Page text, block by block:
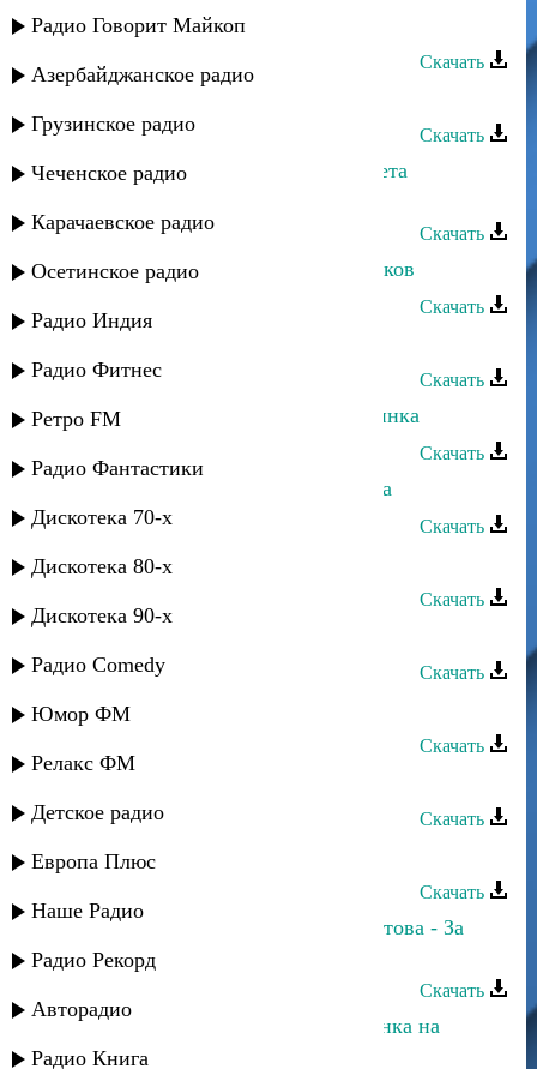
Радио Говорит Майкоп
Азербайджанское радио
Грузинское радио
Чеченское радио
Карачаевское радио
Осетинское радио
Радио Индия
Радио Фитнес
Ретро FM
Радио Фантастики
Дискотека 70-х
Дискотека 80-х
Дискотека 90-х
Радио Comedy
Юмор ФМ
Релакс ФМ
Детское радио
Европа Плюс
Наше Радио
Радио Рекорд
Авторадио
Радио Книга
Лезгинка - Магъарул 2011
Скачать
Скачать
Мурад Кажлаев - Фрагмент из балета
Скачать
Хасбулат Рахманов - Город из облаков
Скачать
Скачать
Асадула Бахтанов - Аварская лезгинка
Скачать
Марина Алиева и Замир - Лезгинка
Скачать
Пазилат Омарова - Лезгинка
Скачать
Скачать
Эльдар Далгатов - Город Любви
Скачать
Скачать
Марат Джакавов - Горечь любви
Скачать
Эльдар Далгатов и Тахмина Умолатова - За
горизонтами
Скачать
Неизвестный исполнитель - Лезгинка на
народных инструментах 1